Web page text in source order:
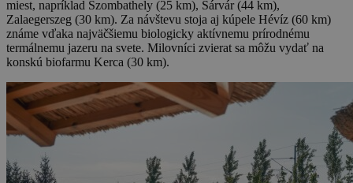
miest, napríklad Szombathely (25 km), Sárvár (44 km),
Zalaegerszeg (30 km). Za návštevu stoja aj kúpele Hévíz (60 km)
známe vďaka najväčšiemu biologicky aktívnemu prírodnému
termálnemu jazeru na svete. Milovníci zvierat sa môžu vydať na
konskú biofarmu Kerca (30 km).